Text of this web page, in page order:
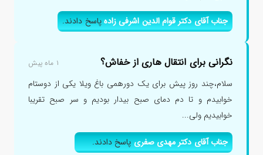
جناب آقای دکتر قوام الدین اشرفی زادهپاسخ دادند.
نگرانی برای انتقال هاری از خفاش؟ ۱ ماه پیش
سلام،چند روز پیش برای یک دورهمی باغ ویلا یکی از دوستام
خوابیدم و تا دم دمای صبح بیدار بودیم و سر صبح تقریبا
خوابیدیم ولی...
جناب آقای دکتر مهدی صفریپاسخ دادند.